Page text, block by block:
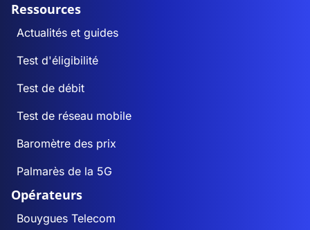
Ressources
Actualités et guides
Test d'éligibilité
Test de débit
Test de réseau mobile
Baromètre des prix
Palmarès de la 5G
Opérateurs
Bouygues Telecom